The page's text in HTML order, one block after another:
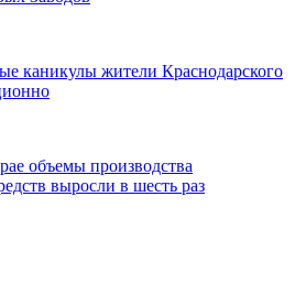
каникулы жители Краснодарского
объемы производства
выросли в шесть раз